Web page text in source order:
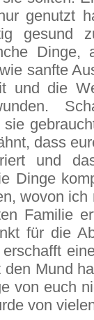
genutzt
gesund
Dinge,
sanfte
und die
dass
und
Dinge
wovon ich
Familie
für die
Mund
von euch
von